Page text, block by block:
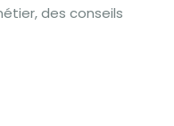
des conseils